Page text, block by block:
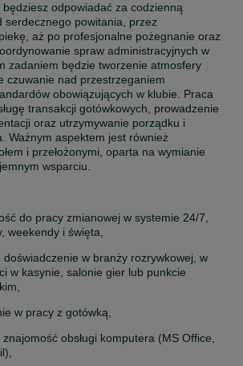
odpowiadać za codzienną
serdecznego powitania, przez
aż po profesjonalne pożegnanie oraz
spraw administracyjnych w
zadaniem będzie tworzenie atmosfery
czuwanie nad przestrzeganiem
obowiązujących w klubie. Praca
transakcji gotówkowych, prowadzenie
oraz utrzymywanie porządku i
Ważnym aspektem jest również
i przełożonymi, oparta na wymianie
wsparciu.
do pracy zmianowej w systemie 24/7,
weekendy i święta,
doświadczenie w branży rozrywkowej, w
w kasynie, salonie gier lub punkcie
w pracy z gotówką,
obsługi komputera (MS Office,